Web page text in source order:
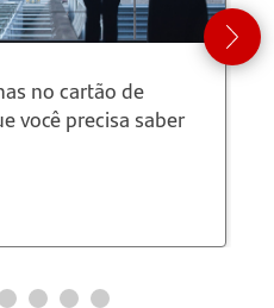
no cartão de
você precisa saber